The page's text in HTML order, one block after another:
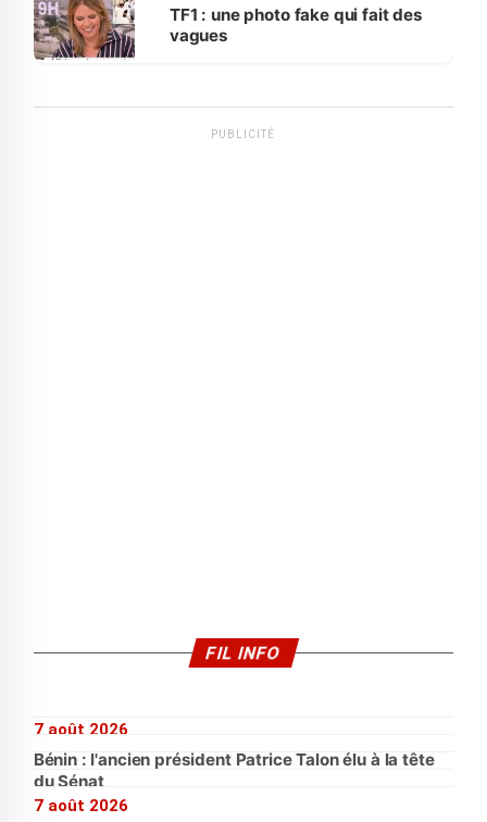
sur la scène internationale »
TF1 : une photo fake qui fait des
vagues
PUBLICITÉ
FIL INFO
7 août 2026
Bénin : l'ancien président Patrice Talon élu à la tête
du Sénat
7 août 2026